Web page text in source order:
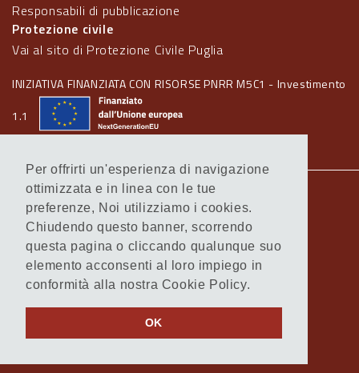
Per offrirti un'esperienza di navigazione
ottimizzata e in linea con le tue
preferenze, Noi utilizziamo i cookies.
Chiudendo questo banner, scorrendo
questa pagina o cliccando qualunque suo
elemento acconsenti al loro impiego in
conformità alla nostra Cookie Policy.
OK
Responsabili di pubblicazione
Protezione civile
Vai al sito di Protezione Civile Puglia
INIZIATIVA FINANZIATA CON RISORSE PNRR M5C1 - Investimento
1.1
Note legali
Informativa Cookie
Informativa Privacy
Amministrazione trasparente
Atti di notifica
Feed RSS
Servizi Intranet